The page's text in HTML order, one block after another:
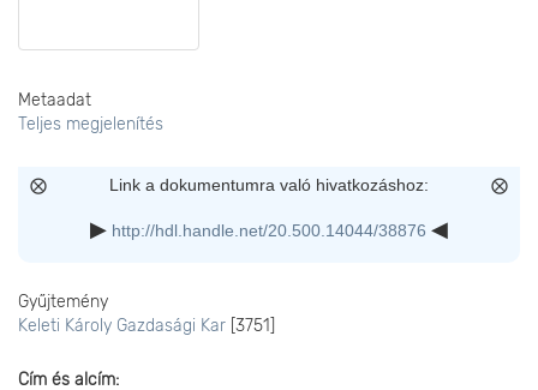
Metaadat
Teljes megjelenítés
Link a dokumentumra való hivatkozáshoz:
http://hdl.handle.net/20.500.14044/38876
Gyűjtemény
Keleti Károly Gazdasági Kar [3751]
Cím és alcím